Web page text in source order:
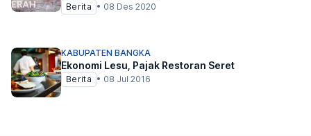
Berita • 08 Des 2020
KABUPATEN BANGKA
Ekonomi Lesu, Pajak Restoran Seret
Berita • 08 Jul 2016